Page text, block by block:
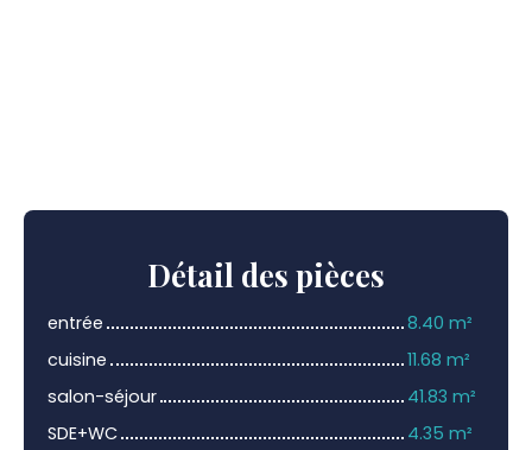
Détail des pièces
entrée
8.40 m²
cuisine
11.68 m²
salon-séjour
41.83 m²
SDE+WC
4.35 m²